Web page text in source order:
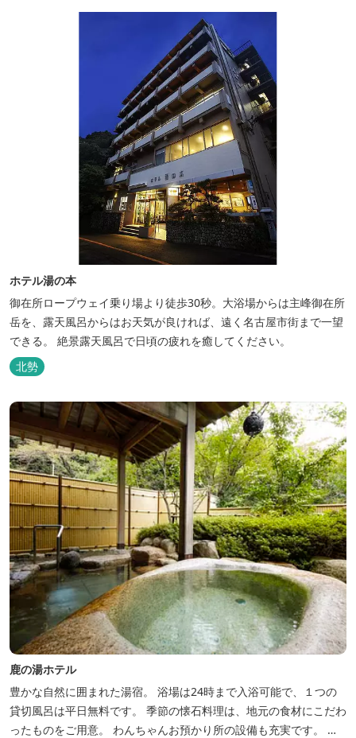
極のひとときをどうぞ。
ホテル湯の本
御在所ロープウェイ乗り場より徒歩30秒。大浴場からは主峰御在所
岳を、露天風呂からはお天気が良ければ、遠く名古屋市街まで一望
できる。 絶景露天風呂で日頃の疲れを癒してください。
北勢
鹿の湯ホテル
豊かな自然に囲まれた湯宿。 浴場は24時まで入浴可能で、１つの
貸切風呂は平日無料です。 季節の懐石料理は、地元の食材にこだわ
ったものをご用意。 わんちゃんお預かり所の設備も充実です。 女